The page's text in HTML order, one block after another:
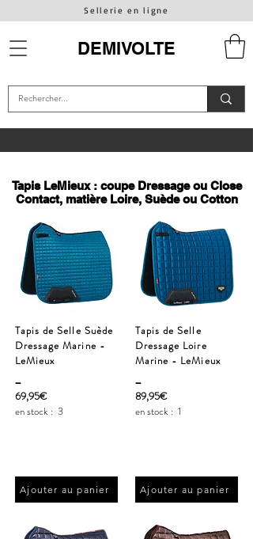
Sellerie en ligne
DEMIVOLTE
Tapis LeMieux : coupe Dressage ou Close
Contact, matière Loire, Suède ou Cotton
Tapis de Selle Suède
Dressage Marine -
LeMieux
_
69,95€
en stock : 3
Ajouter au panier
Tapis de Selle
Dressage Loire
Marine - LeMieux
_
89,95€
en stock : 1
Ajouter au panier